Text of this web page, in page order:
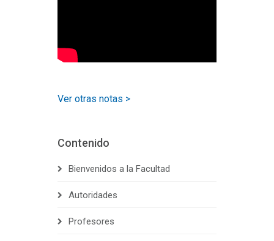
Ver otras notas >
Contenido
Bienvenidos a la Facultad
Autoridades
Profesores